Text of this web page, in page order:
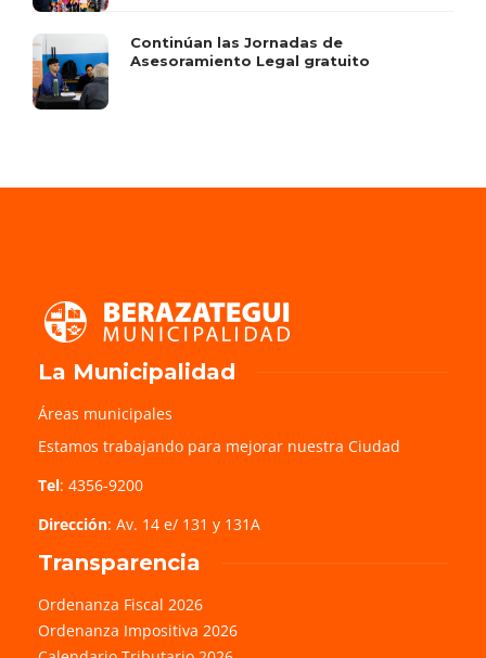
Continúan las Jornadas de
Asesoramiento Legal gratuito
La Municipalidad
Áreas municipales
Estamos trabajando para mejorar nuestra Ciudad
Tel: 4356-9200
Dirección: Av. 14 e/ 131 y 131A
Transparencia
Ordenanza Fiscal 2026
Ordenanza Impositiva 2026